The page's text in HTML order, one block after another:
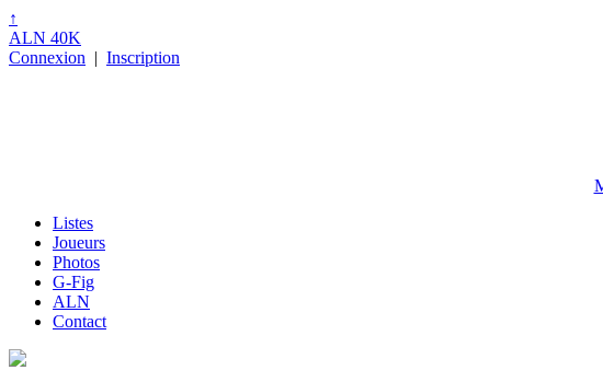
↑
ALN 40K
Connexion | Inscription
Listes
Joueurs
Photos
G-Fig
ALN
Contact